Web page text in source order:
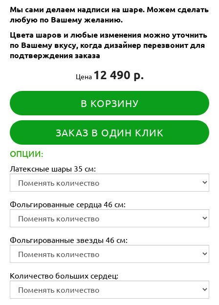
Мы сами делаем надписи на шаре. Можем сделать
любую по Вашему желанию.
Цвета шаров и любые изменения можно уточнить
по Вашему вкусу, когда дизайнер перезвонит для
подтверждения заказа
Цена 12 490 р.
В КОРЗИНУ
ЗАКАЗ В ОДИН КЛИК
ОПЦИИ:
Латексные шары 35 см:
Фольгированные сердца 46 см:
Фольгированные звезды 46 см:
Количество больших сердец: